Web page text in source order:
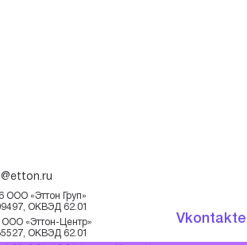
ООО «Эттон Груп»
ОКВЭД 62.01
«Эттон-Центр»
ОКВЭД 62.01
Vkontakte